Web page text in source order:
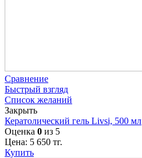
Сравнение
Быстрый взгляд
Список желаний
Закрыть
Кератолический гель Livsi, 500 мл
Оценка 0 из 5
Цена: 5 650 тг.
Купить